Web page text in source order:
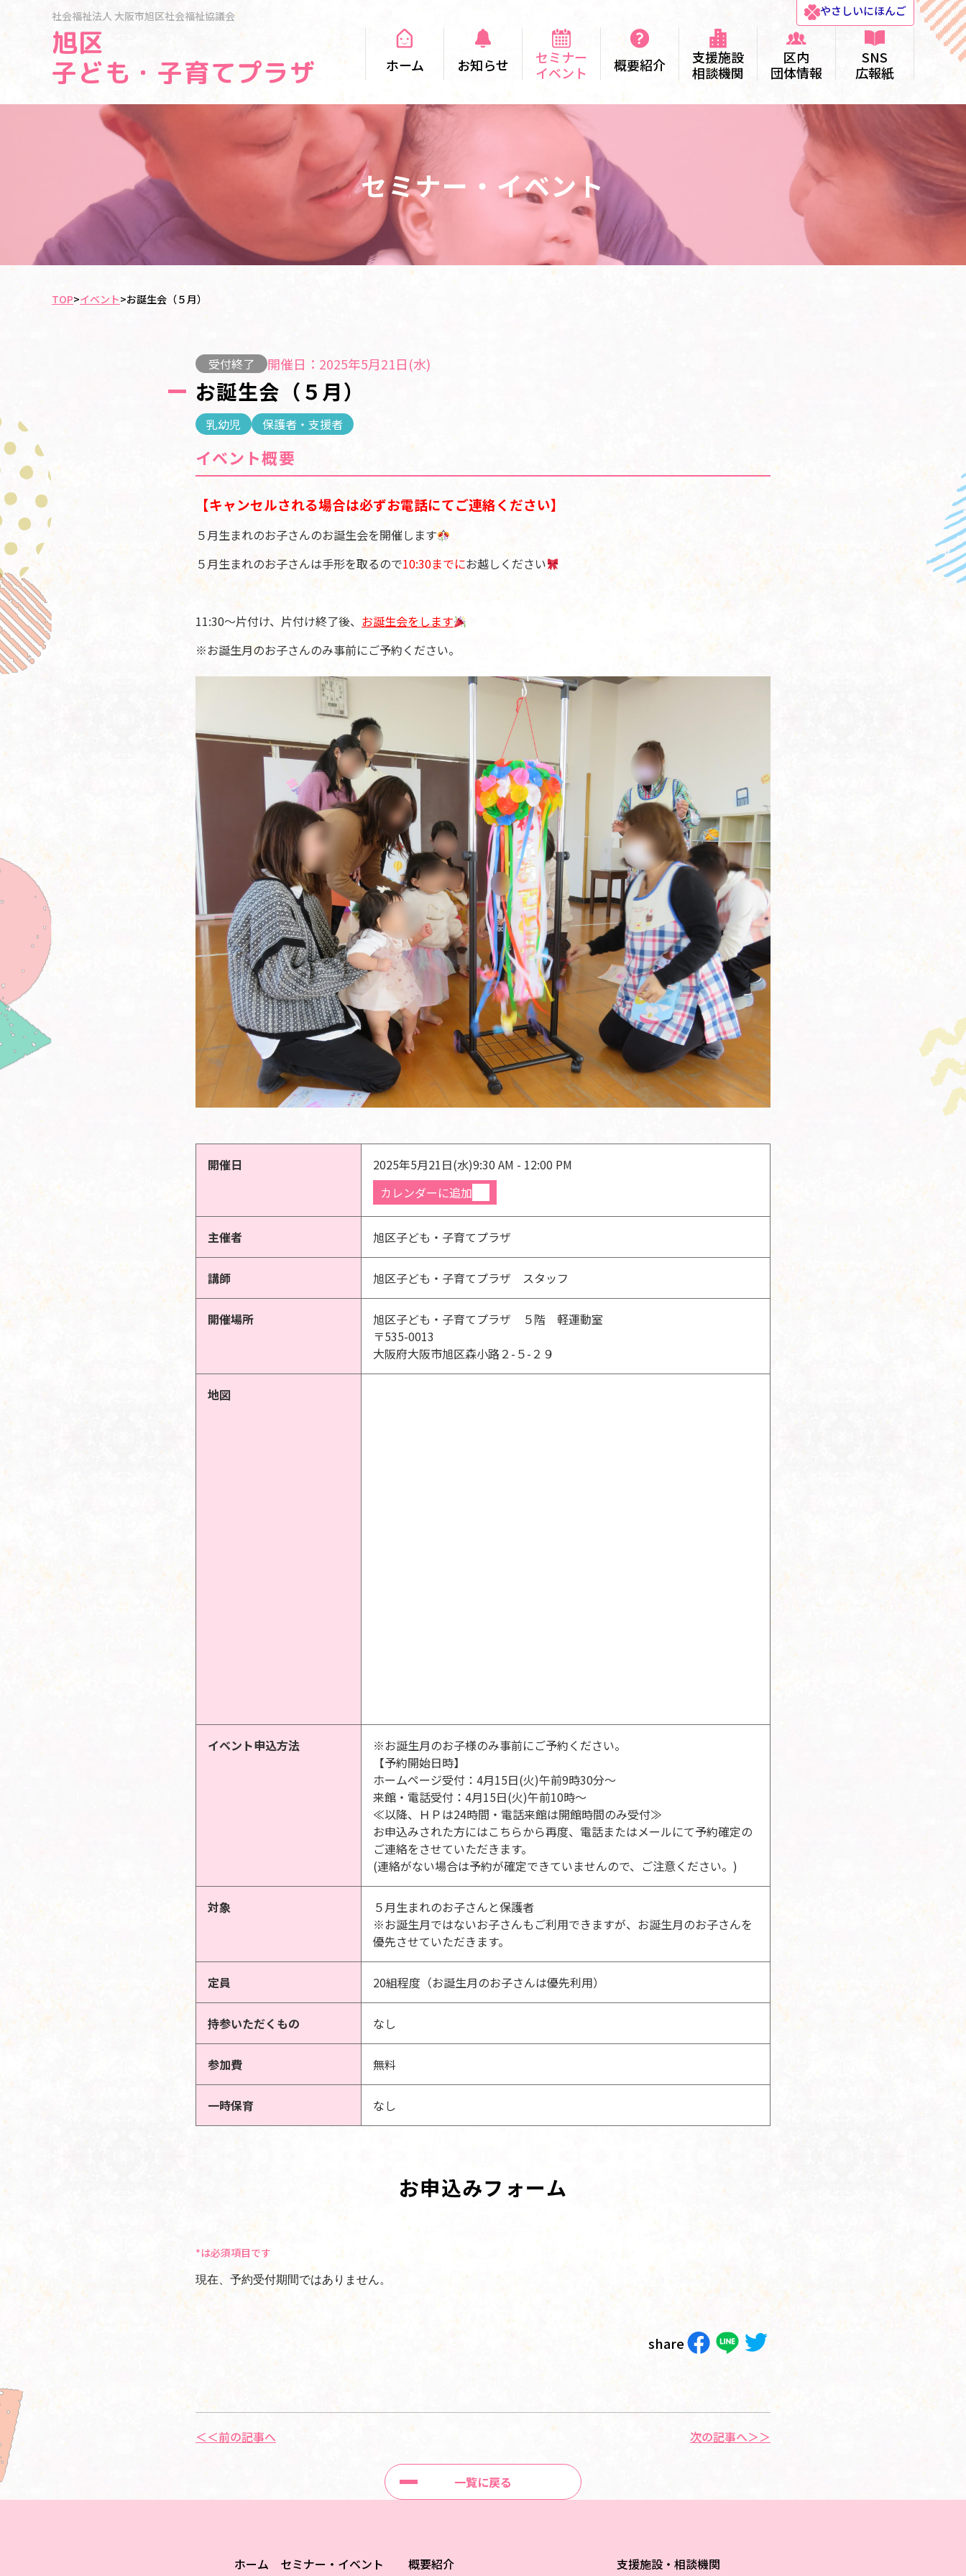
社会福祉法人 大阪市旭区社会福祉協議会
旭区
子ども・子育てプラザ
やさしいにほんご
ホーム お知らせ
セミナー
イベント
概要紹介
支援施設
相談機関
区内
団体情報
SNS
広報紙
セミナー・イベント
TOP>イベント>お誕生会（５月）
受付終了 開催日：2025年5月21日(水)
お誕生会（５月）
乳幼児 保護者・支援者
イベント概要
【キャンセルされる場合は必ずお電話にてご連絡ください】
５月生まれのお子さんのお誕生会を開催します
５月生まれのお子さんは手形を取るので10:30までにお越しください
11:30～片付け、片付け終了後、 お誕生会をします
※お誕生月のお子さんのみ事前にご予約ください。
開催日 2025年5月21日(水)9:30 AM - 12:00 PM
カレンダーに追加
主催者 旭区子ども・子育てプラザ
講師 旭区子ども・子育てプラザ スタッフ
開催場所
旭区子ども・子育てプラザ ５階 軽運動室
〒535-0013
大阪府大阪市旭区森小路２-５-２９
地図
イベント申込方法
※お誕生月のお子様のみ事前にご予約ください。
【予約開始日時】
ホームページ受付：4月15日(火)午前9時30分～
来館・電話受付：4月15日(火)午前10時～
≪以降、ＨＰは24時間・電話来館は開館時間のみ受付≫
お申込みされた方にはこちらから再度、電話またはメールにて予約確定の
ご連絡をさせていただきます。
(連絡がない場合は予約が確定できていませんので、ご注意ください。)
対象
５月生まれのお子さんと保護者
※お誕生月ではないお子さんもご利用できますが、お誕生月のお子さんを
優先させていただきます。
定員 20組程度（お誕生月のお子さんは優先利用）
持参いただくもの なし
参加費 無料
一時保育 なし
お申込みフォーム
*は必須項目です
現在、予約受付期間ではありません。
share
＜＜前の記事へ
一覧に戻る
次の記事へ＞＞
ホーム セミナー・イベント 概要紹介 支援施設・相談機関